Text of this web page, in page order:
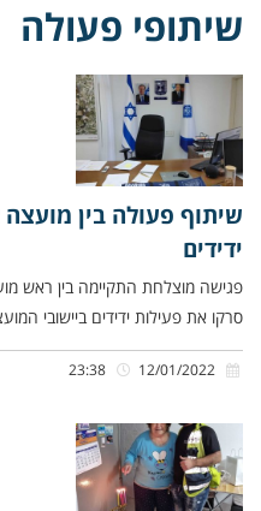
שיתופי פעולה
שיתוף פעולה בין מועצה
ידידים
פגישה מוצלחת התקיימה בין ראש
סרקו את פעילות ידידים ביישובי